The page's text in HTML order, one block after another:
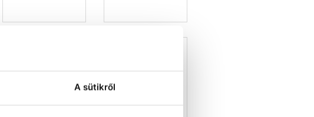
A sütikről